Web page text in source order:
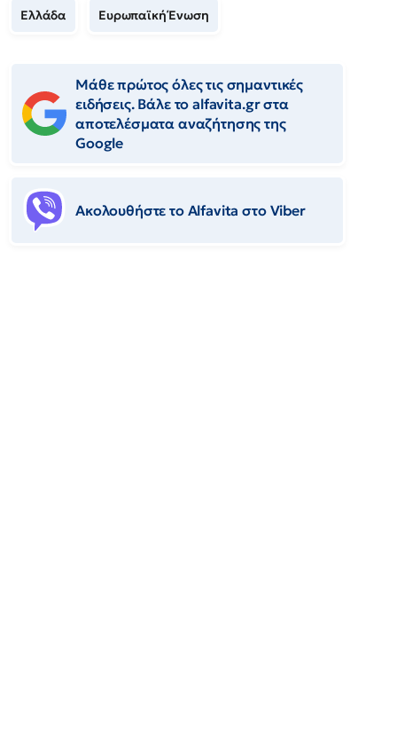
Ελλάδα Ευρωπαϊκή Ένωση
Μάθε πρώτος όλες τις σημαντικές
ειδήσεις. Βάλε το alfavita.gr στα
αποτελέσματα αναζήτησης της
Google
Ακολουθήστε το Αlfavita στο Viber